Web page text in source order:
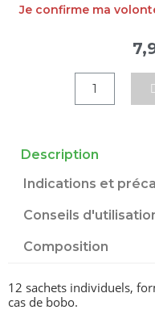
Je confirme ma
Description
Indications et
Conseils
Composition
12 sachets individuels,
cas de bobo.